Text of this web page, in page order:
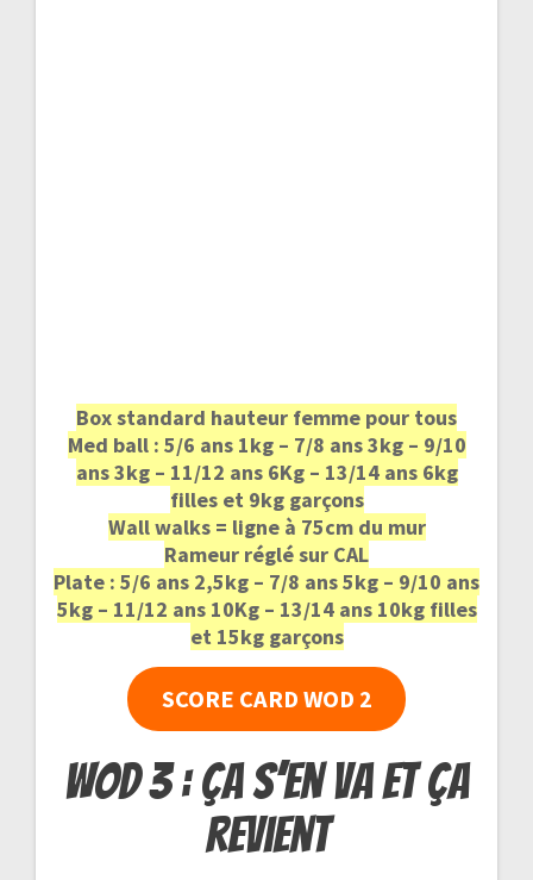
Box standard hauteur femme pour tous
Med ball : 5/6 ans 1kg – 7/8 ans 3kg – 9/10
ans 3kg – 11/12 ans 6Kg – 13/14 ans 6kg
filles et 9kg garçons
Wall walks = ligne à 75cm du mur
Rameur réglé sur CAL
Plate : 5/6 ans 2,5kg – 7/8 ans 5kg – 9/10 ans
5kg – 11/12 ans 10Kg – 13/14 ans 10kg filles
et 15kg garçons
SCORE CARD WOD 2
WOD 3 : ça s’en va et ça
revient